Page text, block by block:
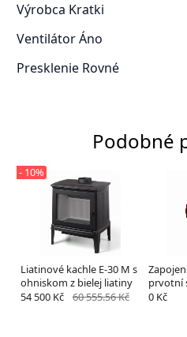
Výrobca Kratki
VentilátorÁno
Presklenie Rovné
Podobné
Liatinové kachle E-30 M s
ohniskom z bielej liatiny
- 10%
54 500 Kč 60 555.56 Kč
prvotní
0 Kč